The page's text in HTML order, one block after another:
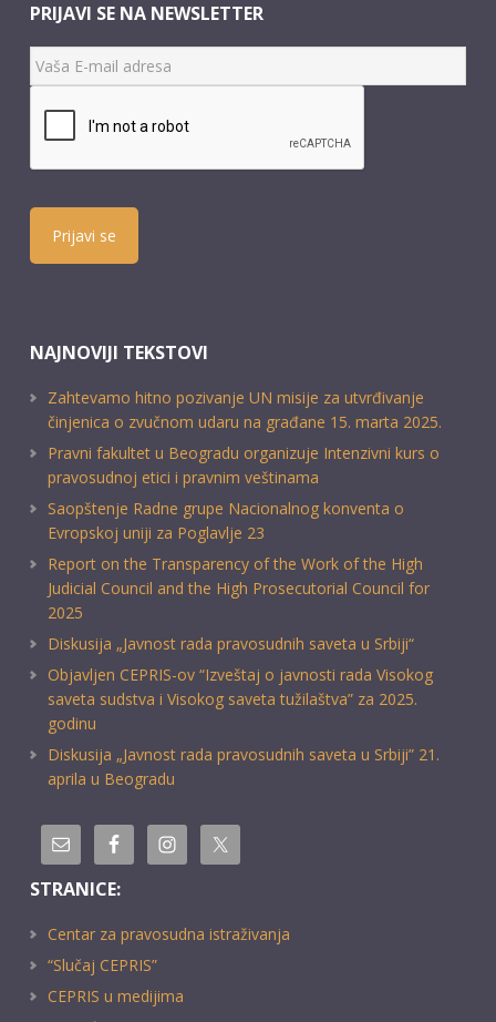
PRIJAVI SE NA NEWSLETTER
Prijavi se
NAJNOVIJI TEKSTOVI
Zahtevamo hitno pozivanje UN misije za utvrđivanje
činjenica o zvučnom udaru na građane 15. marta 2025.
Pravni fakultet u Beogradu organizuje Intenzivni kurs o
pravosudnoj etici i pravnim veštinama
Saopštenje Radne grupe Nacionalnog konventa o
Evropskoj uniji za Poglavlje 23
Report on the Transparency of the Work of the High
Judicial Council and the High Prosecutorial Council for
2025
Diskusija „Javnost rada pravosudnih saveta u Srbiji“
Objavljen CEPRIS-ov “Izveštaj o javnosti rada Visokog
saveta sudstva i Visokog saveta tužilaštva” za 2025.
godinu
Diskusija „Javnost rada pravosudnih saveta u Srbiji” 21.
aprila u Beogradu
STRANICE:
Centar za pravosudna istraživanja
“Slučaj CEPRIS”
CEPRIS u medijima